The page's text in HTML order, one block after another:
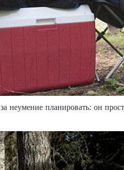
неумение планировать: он